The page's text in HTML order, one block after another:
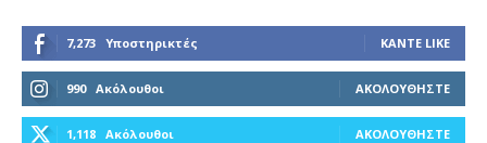
7,273 Υποστηρικτές ΚΆΝΤΕ LIKE
990 Ακόλουθοι ΑΚΟΛΟΥΘΉΣΤΕ
1,118 Ακόλουθοι ΑΚΟΛΟΥΘΉΣΤΕ